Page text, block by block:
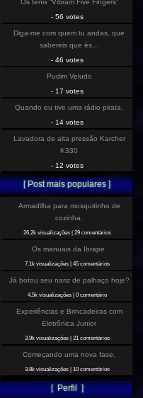
Os tenis “Vibram Five Fingers”
- 56 votes
Diga-me com quem tu andas, que
sabereis que és…
- 46 votes
Pudim Veludo
- 17 votes
Quando eu tive uma rádio pirata.
- 14 votes
Lavadora de alta pressão Karcher
K330
- 12 votes
[ Post mais populares ]
Armadilha para mosquitinho de
cozinha.
26.2k visualizações| 29 comentários
Os manuais da Ibrape.
7.1k visualizações| 45 comentários
Já botou seu nariz de palhaço hoje?
4.5k visualizações| 0 comentário
Experiências e Brincadeiras com
Eletrônica Junior
3.9k visualizações| 21 comentários
Começando uma nova fase.
3.8k visualizações| 10 comentários
[ Perfil ]